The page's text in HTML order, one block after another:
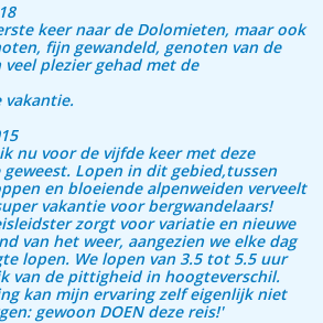
keer naar de Dolomieten, maar ook
fijn gewandeld, genoten van de
plezier gehad met de
vakantie.
nu voor de vijfde keer met deze
Lopen in dit gebied,tussen
en bloeiende alpenweiden verveelt
vakantie voor bergwandelaars!
zorgt voor variatie en nieuwe
van het weer, aangezien we elke dag
lopen. We lopen van 3.5 tot 5.5 uur
van de pittigheid in hoogteverschil.
kan mijn ervaring zelf eigenlijk niet
gewoon DOEN deze reis!'